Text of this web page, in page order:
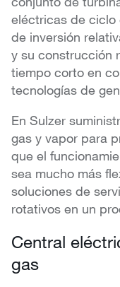
eléctricas de ciclo
de inversión
y su construcción
tiempo corto en
tecnologías de
En Sulzer
gas y vapor para
que el
sea mucho más
soluciones de
rotativos en un
Central
gas